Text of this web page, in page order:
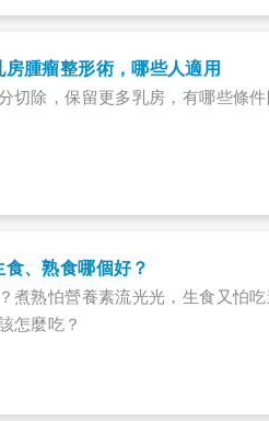
腫瘤整形術，哪些人適用
切除，保留更多乳房，有哪些條件
、熟食哪個好？
煮熟怕營養素流光光，生食又怕
怎麼吃？